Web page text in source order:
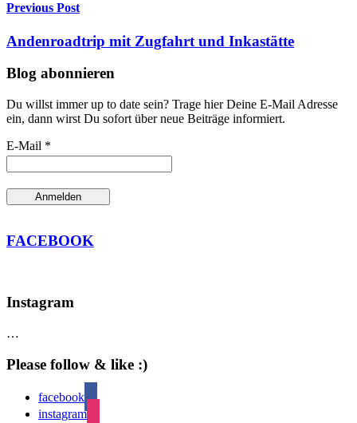
Previous Post
Andenroadtrip mit Zugfahrt und Inkastätte
Blog abonnieren
Du willst immer up to date sein? Trage hier Deine E-Mail Adresse
ein, dann wirst Du sofort über neue Beiträge informiert.
E-Mail *
FACEBOOK
Instagram
…
Please follow & like :)
facebook
instagram